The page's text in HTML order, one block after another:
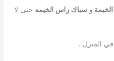
و سباك راس الخيمه حتى لا
المنزل .